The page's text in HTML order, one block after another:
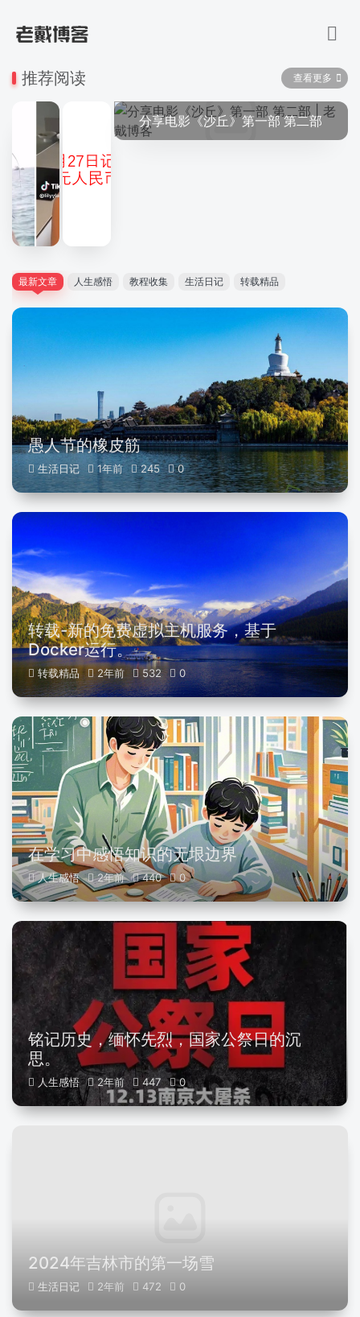
推荐阅读 查看更多
分享电影《沙丘》第一部 第二部
最新文章 人生感悟 教程收集 生活日记 转载精品
愚人节的橡皮筋
生活日记 1年前 245 0
转载-新的免费虚拟主机服务，基于
Docker运行。
转载精品 2年前 532 0
在学习中感悟知识的无垠边界
人生感悟 2年前 440 0
铭记历史，缅怀先烈，国家公祭日的沉
思。
人生感悟 2年前 447 0
2024年吉林市的第一场雪
生活日记 2年前 472 0